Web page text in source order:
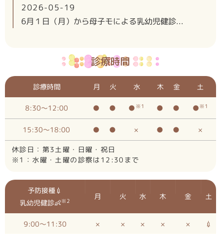
2026-05-19
6月１日（月）から母子モによる乳幼児健診...
2026-05-19
＜第2駐車場変更のお知らせ 6月1日～＞...
5月ゴールデンウイークの休診日のお知らせ
2026-04-06
5月2日（土）～6日（水）まで休診とさせ...
予防接種に関するお知らせ
2026-04-03
4月の診療時間変更のお知らせ
2026-03-31
4月13日（月）17日（金）30日（木）...
診療時間
診療時間 月 火 水 木 金 土
8:30～12:00 ● ● ● ※1 ● ● ●※1
15:30～18:00 ● ● × ● ● ×
休診日：第3土曜・日曜・祝日
※1：水曜・土曜の診察は12:30まで
予防接種💉
乳幼児健診👶※2 月 火 水 木 金 土
9:00～11:30 × × × × × 💉